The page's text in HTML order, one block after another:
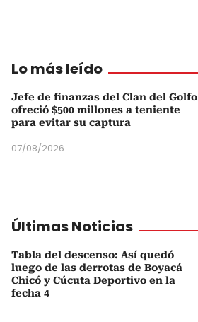
Lo más leído
Jefe de finanzas del Clan del Golfo
ofreció $500 millones a teniente
para evitar su captura
07/08/2026
Últimas Noticias
Tabla del descenso: Así quedó
luego de las derrotas de Boyacá
Chicó y Cúcuta Deportivo en la
fecha 4